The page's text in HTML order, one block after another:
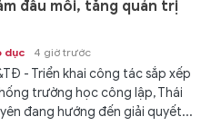
đầu mối, tăng quản trị
dục 4 giờ trước
- Triển khai công tác sắp xếp
trường học công lập, Thái
đang hướng đến giải quyết...